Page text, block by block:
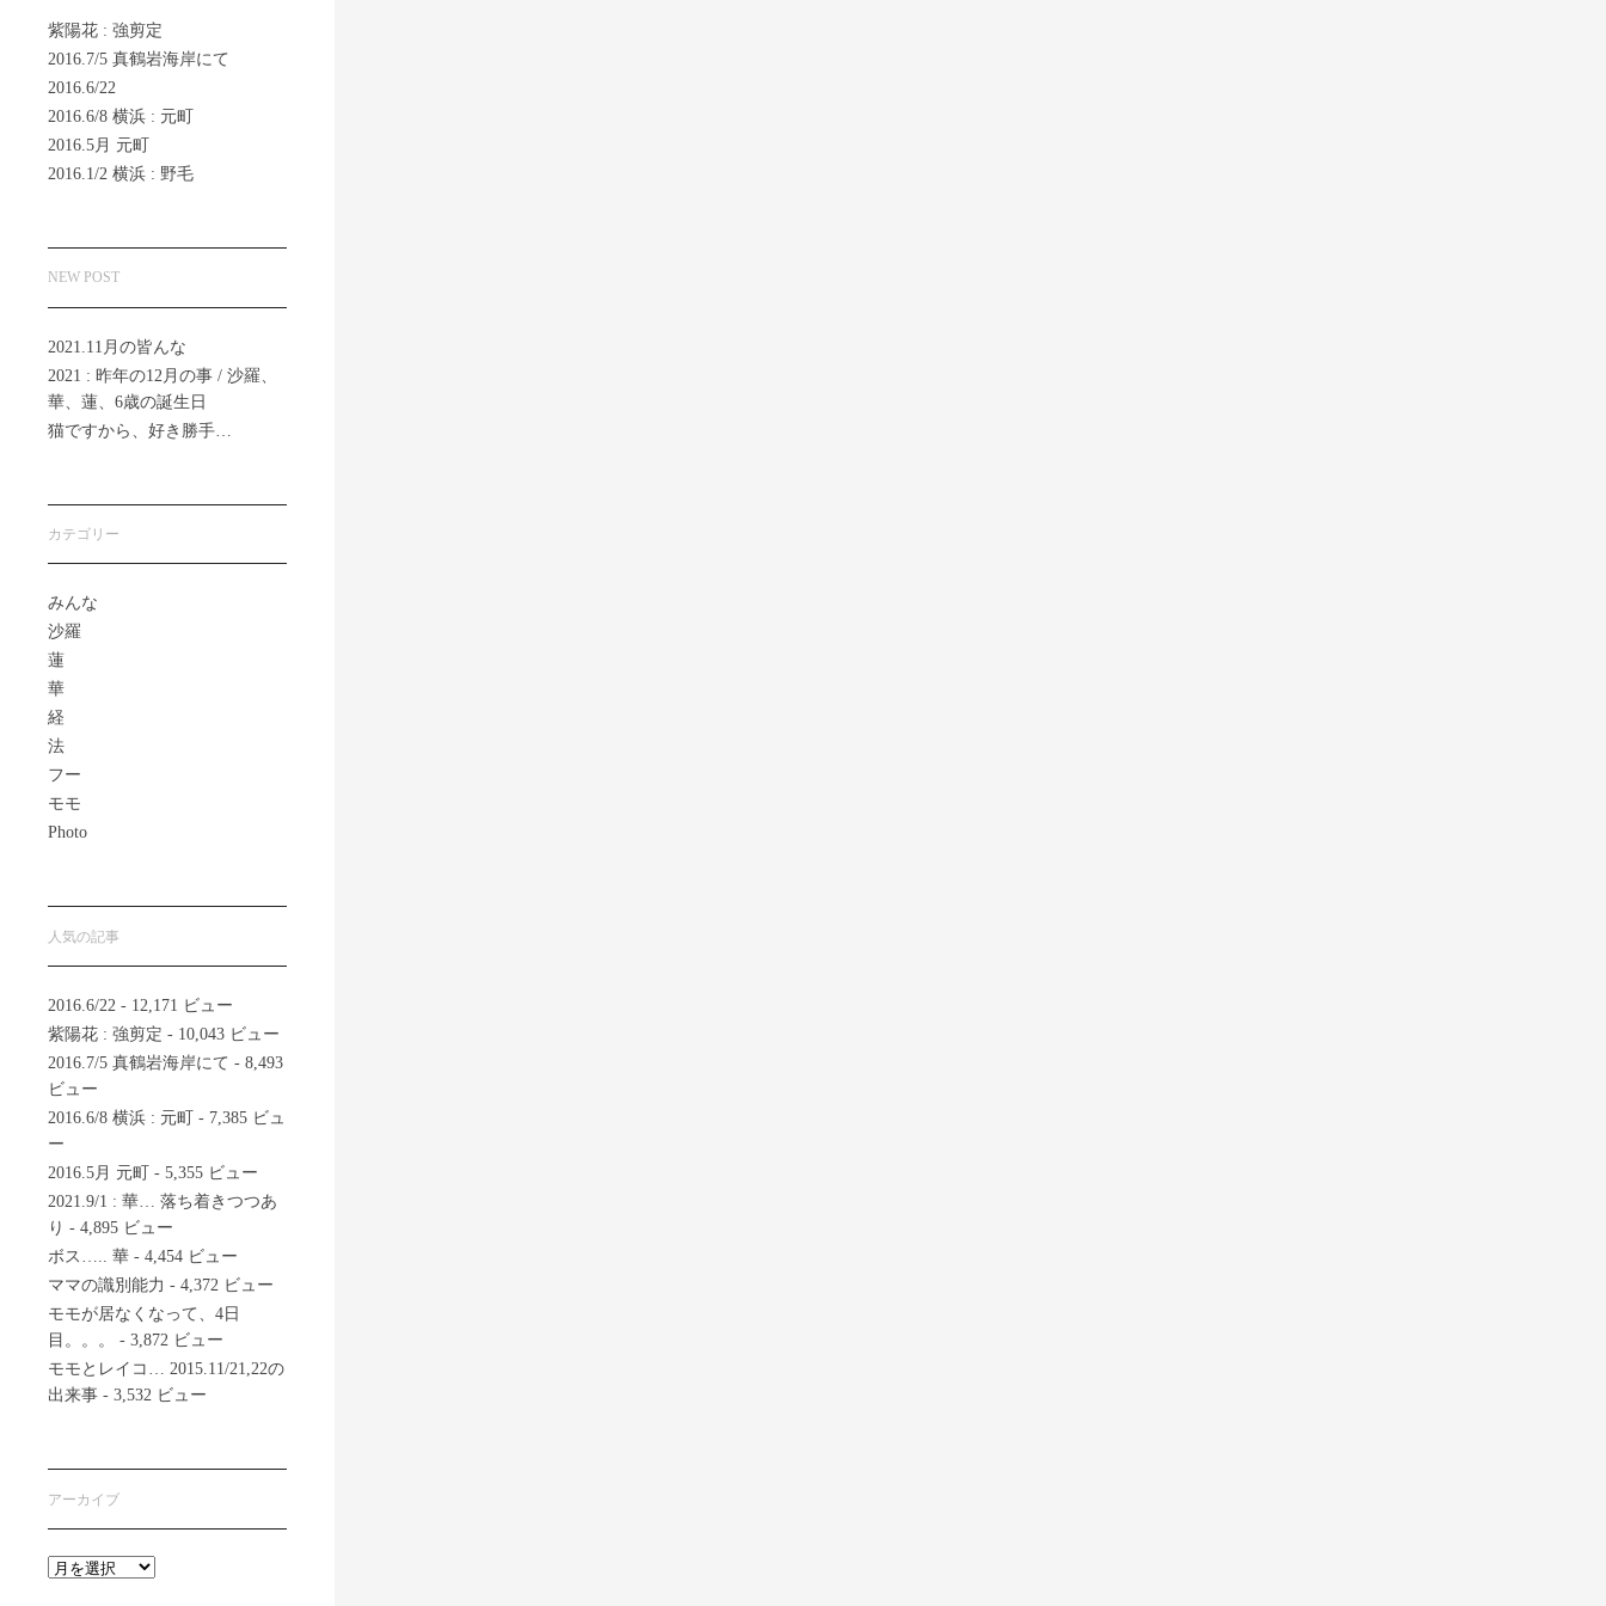
紫陽花 : 強剪定
2016.7/5 真鶴岩海岸にて
2016.6/22
2016.6/8 横浜 : 元町
2016.5月 元町
2016.1/2 横浜 : 野毛
NEW POST
2021.11月の皆んな
2021 : 昨年の12月の事 / 沙羅、
華、蓮、6歳の誕生日
猫ですから、好き勝手…
カテゴリー
みんな
沙羅
蓮
華
経
法
フー
モモ
Photo
人気の記事
2016.6/22 - 12,171 ビュー
紫陽花 : 強剪定 - 10,043 ビュー
2016.7/5 真鶴岩海岸にて - 8,493
ビュー
2016.6/8 横浜 : 元町
- 7,385 ビュ
ー
2016.5月 元町
- 5,355 ビュー
2021.9/1 : 華… 落ち着きつつあ
り - 4,895 ビュー
ボス….. 華 - 4,454 ビュー
ママの識別能力 - 4,372 ビュー
モモが居なくなって、4日
目。。。
- 3,872 ビュー
モモとレイコ… 2015.11/21,22の
出来事 - 3,532 ビュー
アーカイブ
ア